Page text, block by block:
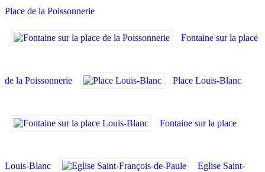
Place de la Poissonnerie
Fontaine sur la place
de la Poissonnerie Place Louis-Blanc
Fontaine sur la place
Louis-Blanc Eglise Saint-